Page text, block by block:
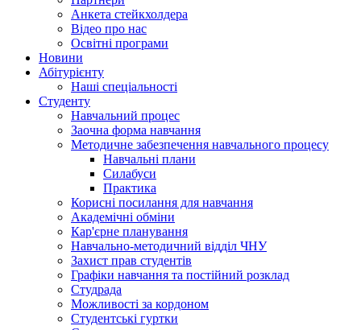
Анкета стейкхолдера
Відео про нас
Освітні програми
Hовини
Абітурієнту
Наші спеціальності
Студенту
Навчальний процес
Заочна форма навчання
Методичне забезпечення навчального процесу
Навчальні плани
Силабуси
Практика
Корисні посилання для навчання
Академічні обміни
Кар'єрне планування
Навчально-методичний відділ ЧНУ
Захист прав студентів
Графіки навчання та постійний розклад
Студрада
Можливості за кордоном
Студентські гуртки